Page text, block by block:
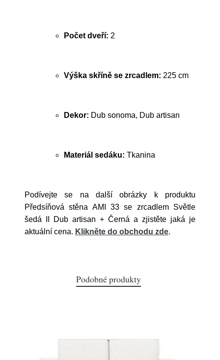
Počet dveří: 2
Výška skříně se zrcadlem: 225 cm
Dekor: Dub sonoma, Dub artisan
Materiál sedáku: Tkanina
Podívejte se na další obrázky k produktu
Předsíňová stěna AMI 33 se zrcadlem Světle
šedá II Dub artisan + Černá a zjistěte jaká je
aktuální cena. Klikněte do obchodu zde.
Podobné produkty